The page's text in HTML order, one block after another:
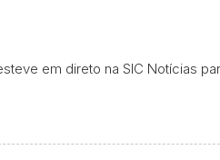
em direto na SIC Notícias